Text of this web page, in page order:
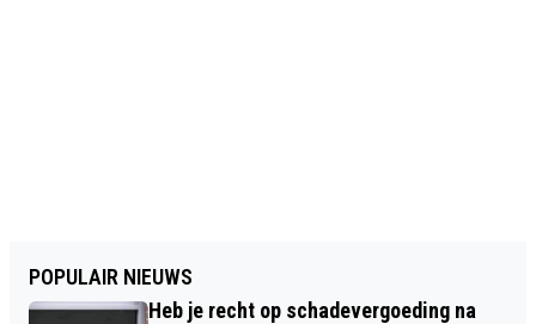
POPULAIR NIEUWS
Heb je recht op schadevergoeding na